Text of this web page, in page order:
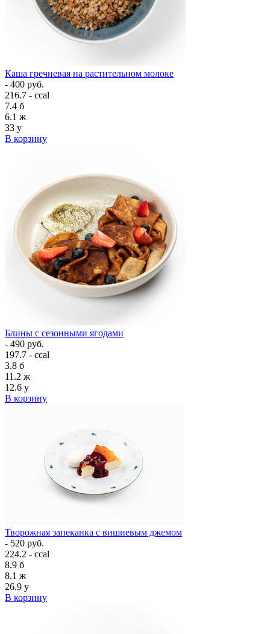
Каша гречневая на растительном молоке
- 400 руб.
216.7 - ccal
7.4 б
6.1 ж
33 у
В корзину
Блины с сезонными ягодами
- 490 руб.
197.7 - ccal
3.8 б
11.2 ж
12.6 у
В корзину
Творожная запеканка с вишневым джемом
- 520 руб.
224.2 - ccal
8.9 б
8.1 ж
26.9 у
В корзину